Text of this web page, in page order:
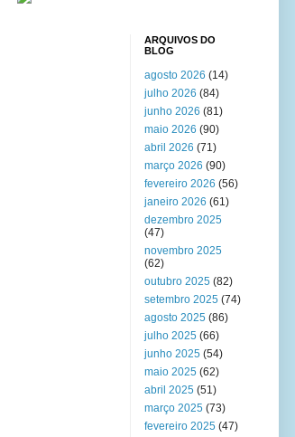
ARQUIVOS DO
BLOG
agosto 2026 (14)
julho 2026 (84)
junho 2026 (81)
maio 2026 (90)
abril 2026 (71)
março 2026 (90)
fevereiro 2026 (56)
janeiro 2026 (61)
dezembro 2025
(47)
novembro 2025
(62)
outubro 2025 (82)
setembro 2025 (74)
agosto 2025 (86)
julho 2025 (66)
junho 2025 (54)
maio 2025 (62)
abril 2025 (51)
março 2025 (73)
fevereiro 2025 (47)